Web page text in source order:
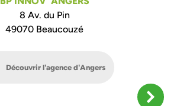
8 Av. du Pin
49070 Beaucouzé
Découvrir l'agence d'Angers